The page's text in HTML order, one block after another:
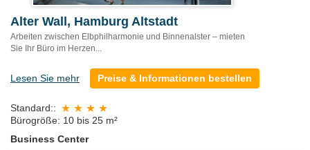
Alter Wall, Hamburg Altstadt
Arbeiten zwischen Elbphilharmonie und Binnenalster – mieten
Sie Ihr Büro im Herzen...
Lesen Sie mehr Preise & Informationen bestellen
Standard::
Bürogröße: 10 bis 25 m²
Business Center